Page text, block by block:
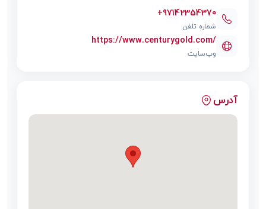
+97142354370
شماره تلفن
https://www.centurygold.com/
وب‌سایت
آدرس